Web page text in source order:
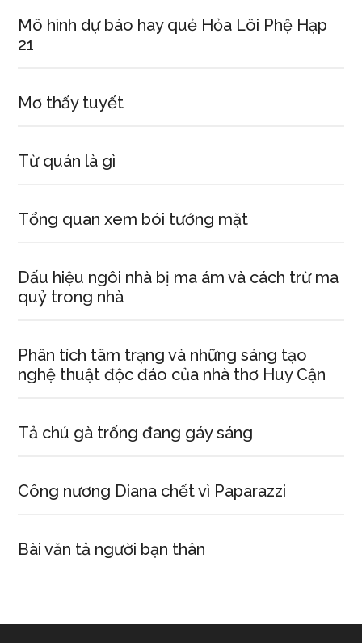
Mô hình dự báo hay quẻ Hỏa Lôi Phệ Hạp
21
Mơ thấy tuyết
Từ quán là gì
Tổng quan xem bói tướng mặt
Dấu hiệu ngôi nhà bị ma ám và cách trừ ma
quỷ trong nhà
Phân tích tâm trạng và những sáng tạo
nghệ thuật độc đáo của nhà thơ Huy Cận
Tả chú gà trống đang gáy sáng
Công nương Diana chết vì Paparazzi
Bài văn tả người bạn thân